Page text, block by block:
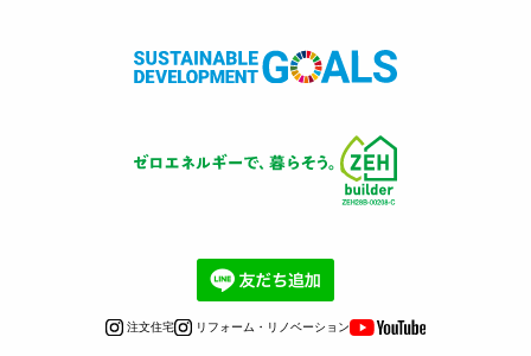
注文住宅 リフォーム・リノベーション